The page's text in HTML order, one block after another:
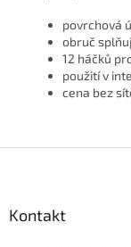
povrchová
obruč
12 háčků
použití v
cena bez
Kontakt